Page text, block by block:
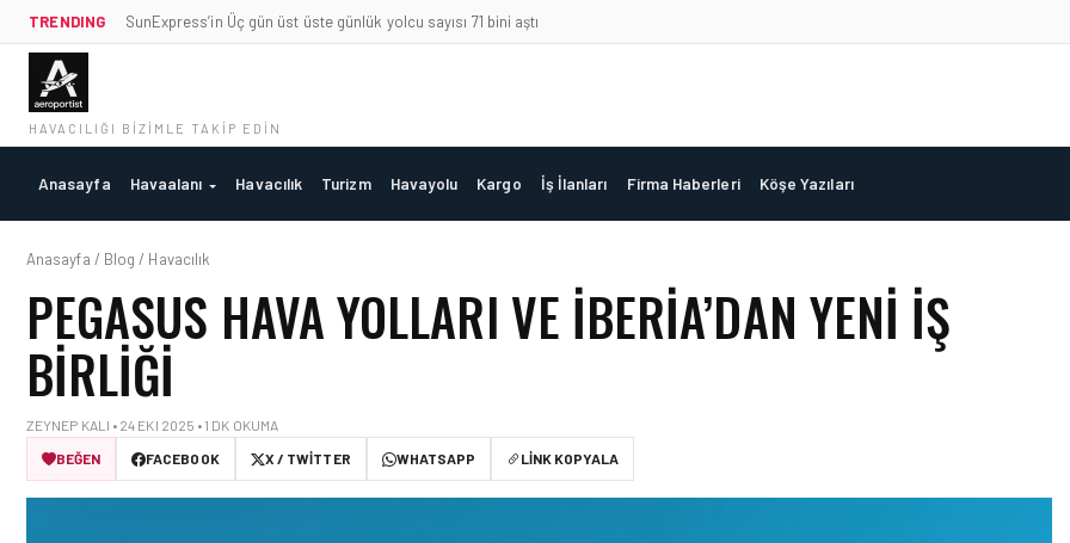
TRENDING SunExpress’in Üç gün üst üste günlük yolcu sayısı 71 bini aştı
HAVACILIĞI BIZIMLE TAKIP EDIN
Anasayfa Havaalanı Havacılık Turizm Havayolu Kargo İş İlanları Firma Haberleri Köşe Yazıları
Anasayfa / Blog / Havacılık
PEGASUS HAVA YOLLARI VE İBERIA’DAN YENI İŞ
BIRLIĞI
ZEYNEP KALI • 24 EKI 2025 • 1 DK OKUMA
BEĞEN
FACEBOOK X / TWITTER WHATSAPP LINK KOPYALA